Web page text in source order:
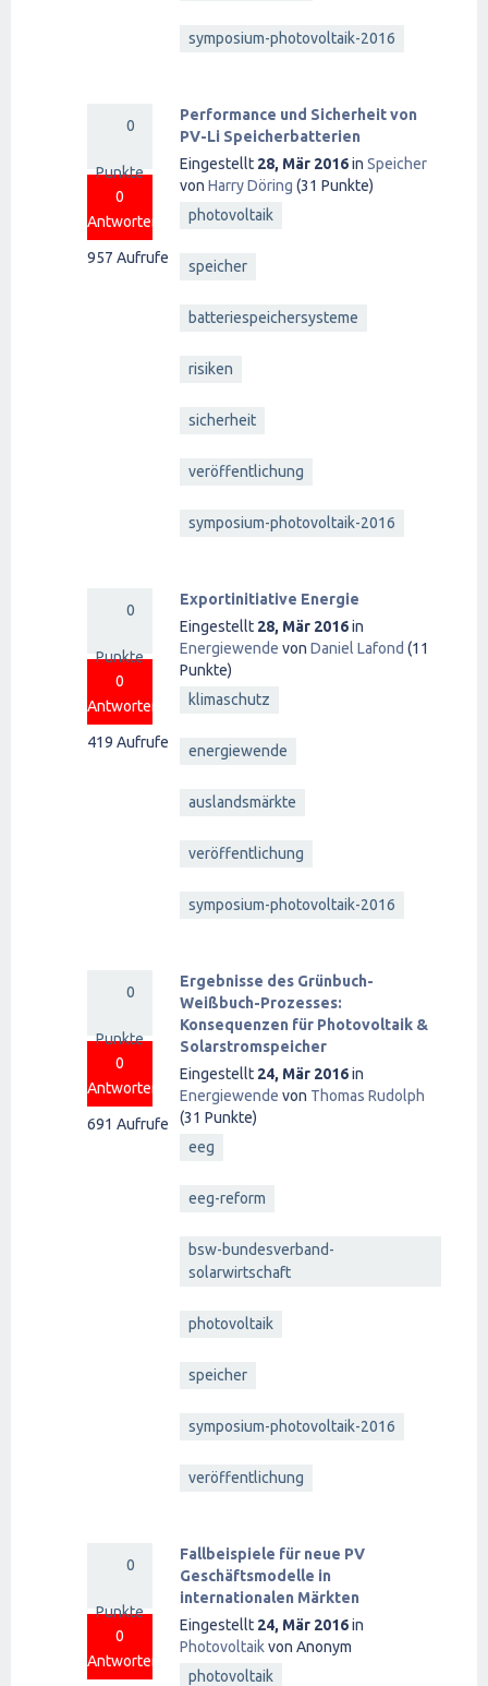
symposium-photovoltaik-2016
0
Punkte
0
Antworten
957 Aufrufe
Performance und Sicherheit von
PV-Li Speicherbatterien
Eingestellt 28, Mär 2016in Speicher
von Harry Döring (31 Punkte)
photovoltaik
speicher
batteriespeichersysteme
risiken
sicherheit
veröffentlichung
symposium-photovoltaik-2016
0
Punkte
0
Antworten
419 Aufrufe
Exportinitiative Energie
Eingestellt 28, Mär 2016in
Energiewende von Daniel Lafond (11
Punkte)
klimaschutz
energiewende
auslandsmärkte
veröffentlichung
symposium-photovoltaik-2016
0
Punkte
0
Antworten
691 Aufrufe
Ergebnisse des Grünbuch-
Weißbuch-Prozesses:
Konsequenzen für Photovoltaik &
Solarstromspeicher
Eingestellt 24, Mär 2016in
Energiewende von Thomas Rudolph
(31 Punkte)
eeg
eeg-reform
bsw-bundesverband-
solarwirtschaft
photovoltaik
speicher
symposium-photovoltaik-2016
veröffentlichung
0
Punkte
0
Antworten
Fallbeispiele für neue PV
Geschäftsmodelle in
internationalen Märkten
Eingestellt 24, Mär 2016in
Photovoltaikvon Anonym
photovoltaik